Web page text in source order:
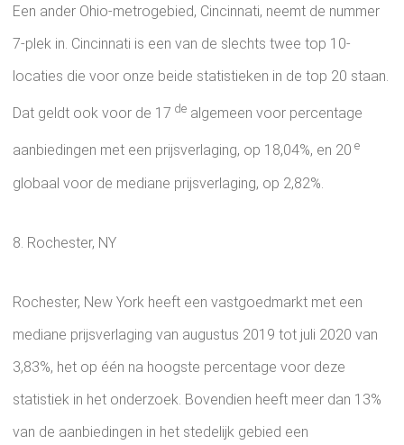
Een ander Ohio-metrogebied, Cincinnati, neemt de nummer
7-plek in. Cincinnati is een van de slechts twee top 10-
locaties die voor onze beide statistieken in de top 20 staan.
Dat geldt ook voor de 17 de algemeen voor percentage
aanbiedingen met een prijsverlaging, op 18,04%, en 20 e
globaal voor de mediane prijsverlaging, op 2,82%.
8. Rochester, NY
Rochester, New York heeft een vastgoedmarkt met een
mediane prijsverlaging van augustus 2019 tot juli 2020 van
3,83%, het op één na hoogste percentage voor deze
statistiek in het onderzoek. Bovendien heeft meer dan 13%
van de aanbiedingen in het stedelijk gebied een